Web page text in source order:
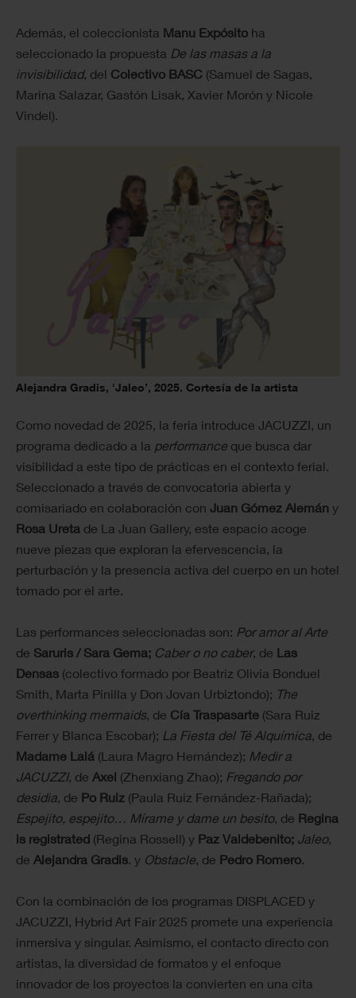
Además, el coleccionista Manu Expósito ha
seleccionado la propuesta De las masas a la
invisibilidad, del Colectivo BASC (Samuel de Sagas,
Marina Salazar, Gastón Lisak, Xavier Morón y Nicole
Vindel).
Alejandra Gradis, ‘Jaleo’, 2025. Cortesía de la artista
Como novedad de 2025, la feria introduce JACUZZI, un
programa dedicado a la performance que busca dar
visibilidad a este tipo de prácticas en el contexto ferial.
Seleccionado a través de convocatoria abierta y
comisariado en colaboración con Juan Gómez Alemán y
Rosa Ureta de La Juan Gallery, este espacio acoge
nueve piezas que exploran la efervescencia, la
perturbación y la presencia activa del cuerpo en un hotel
tomado por el arte.
Las performances seleccionadas son: Por amor al Arte
de Saruris / Sara Gema; Caber o no caber, de Las
Densas (colectivo formado por Beatriz Olivia Bonduel
Smith, Marta Pinilla y Don Jovan Urbiztondo); The
overthinking mermaids, de Cía Traspasarte (Sara Ruiz
Ferrer y Blanca Escobar); La Fiesta del Té Alquímica, de
Madame Lalá (Laura Magro Hernández); Medir a
JACUZZI, de Axel (Zhenxiang Zhao); Fregando por
desidia, de Po Ruiz (Paula Ruiz Fernández-Rañada);
Espejito, espejito… Mírame y dame un besito, de Regina
is registrated (Regina Rossell) y Paz Valdebenito; Jaleo,
de Alejandra Gradis. y Obstacle, de Pedro Romero.
Con la combinación de los programas DISPLACED y
JACUZZI, Hybrid Art Fair 2025 promete una experiencia
inmersiva y singular. Asimismo, el contacto directo con
artistas, la diversidad de formatos y el enfoque
innovador de los proyectos la convierten en una cita